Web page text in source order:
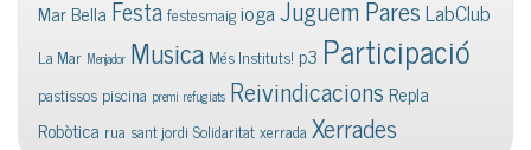
Mar Bella FestafestesmaigiogaJuguem ParesLabClub
La Mar Menjador Musica Més Instituts! p3 Participació
pastissos piscina premi refugiats Reivindicacions Repla
Robòtica rua sant jordi Solidaritatxerrada Xerrades